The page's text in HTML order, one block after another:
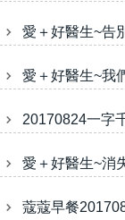
愛＋好醫生~告
愛＋好醫生~我
20170824一字
愛＋好醫生~消
蔻蔻早餐